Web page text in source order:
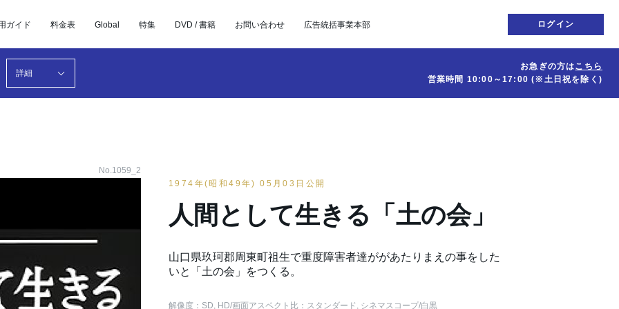
ガイド 料金表 Global 特集 DVD / 書籍 お問い合わせ 広告統括事業本部 ログイン
詳細
お急ぎの方はこちら
営業時間 10:00～17:00(※土日祝を除く)
No.1059_2
1974年(昭和49年) 05月03日公開
人間として生きる「土の会」
山口県玖珂郡周東町祖生で重度障害者達ががあたりまえの事をした
いと「土の会」をつくる。
解像度：SD, HD/画面アスペクト比：スタンダード, シネマスコープ/白黒